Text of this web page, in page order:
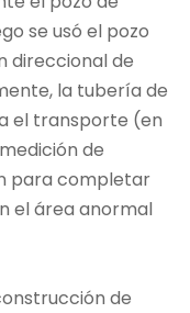
se usó el pozo
direccional de
la tubería de
el transporte (en
de
para completar
el área anormal
de